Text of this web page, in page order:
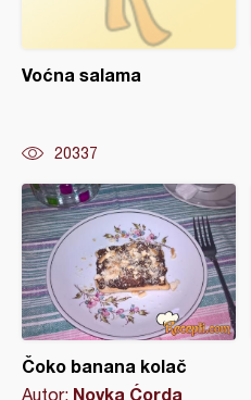
Voćna salama
20337
Čoko banana kolač
Autor: Novka Ćorda